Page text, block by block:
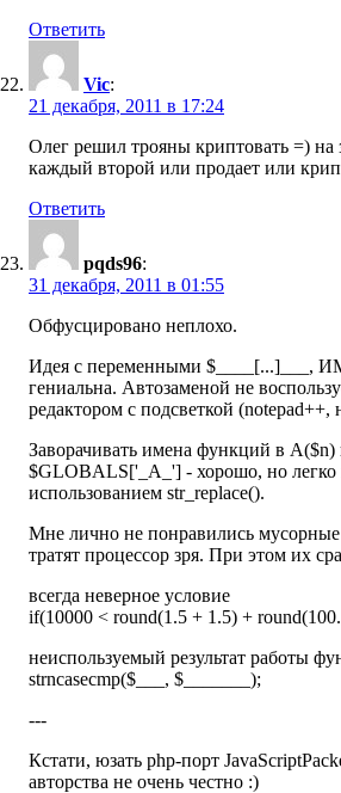
Ответить
Vic:
21 декабря, 2011 в 17:24
Олег решил трояны криптовать =)
каждый второй или продает или
Ответить
pqds96:
31 декабря, 2011 в 01:55
Обфусцировано неплохо.
Идея с переменными $____[...]___,
гениальна. Автозаменой не
редактором с подсветкой (notepad++,
Заворачивать имена функций в A($n)
$GLOBALS['_A_'] - хорошо, но легко
использованием str_replace().
Мне лично не понравились
тратят процессор зря. При этом их
всегда неверное условие
if(10000 < round(1.5 + 1.5) +
неиспользуемый результат работы
strncasecmp($___, $_______);
---
Кстати, юзать php-порт
авторства не очень честно :)